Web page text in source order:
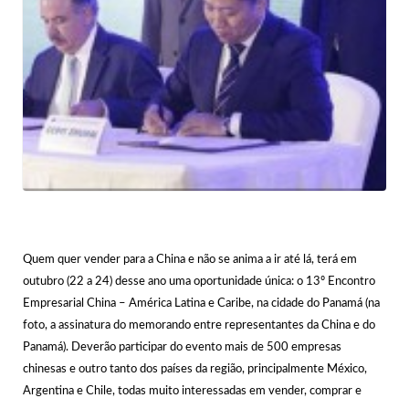
Quem quer vender para a China e não se anima a ir até lá, terá em
outubro (22 a 24) desse ano uma oportunidade única: o 13º Encontro
Empresarial China – América Latina e Caribe, na cidade do Panamá (na
foto, a assinatura do memorando entre representantes da China e do
Panamá). Deverão participar do evento mais de 500 empresas
chinesas e outro tanto dos países da região, principalmente México,
Argentina e Chile, todas muito interessadas em vender, comprar e